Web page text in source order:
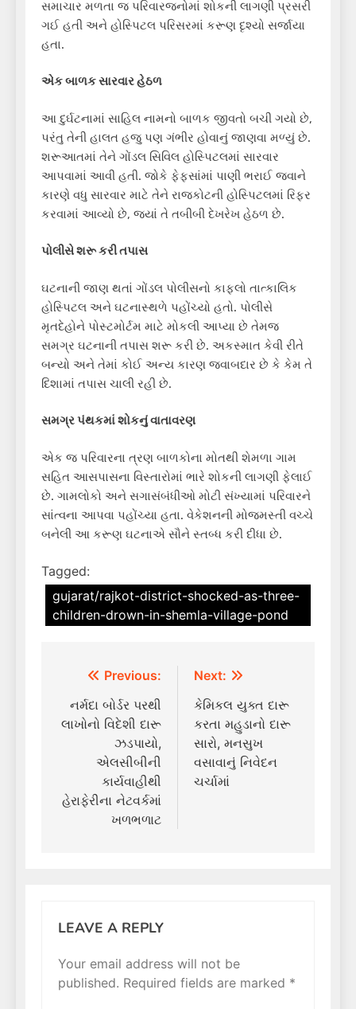
સમાચાર મળતા જ પરિવારજનોમાં શોકની લાગણી પ્રસરી
ગઈ હતી અને હોસ્પિટલ પરિસરમાં કરૂણ દૃશ્યો સર્જાયા
હતા.
એક બાળક સારવાર હેઠળ
આ દુર્ઘટનામાં સાહિલ નામનો બાળક જીવતો બચી ગયો છે,
પરંતુ તેની હાલત હજુ પણ ગંભીર હોવાનું જાણવા મળ્યું છે.
શરૂઆતમાં તેને ગોંડલ સિવિલ હોસ્પિટલમાં સારવાર
આપવામાં આવી હતી. જોકે ફેફસાંમાં પાણી ભરાઈ જવાને
કારણે વધુ સારવાર માટે તેને રાજકોટની હોસ્પિટલમાં રિફર
કરવામાં આવ્યો છે, જ્યાં તે તબીબી દેખરેખ હેઠળ છે.
પોલીસે શરૂ કરી તપાસ
ઘટનાની જાણ થતાં ગોંડલ પોલીસનો કાફલો તાત્કાલિક
હોસ્પિટલ અને ઘટનાસ્થળે પહોંચ્યો હતો. પોલીસે
મૃતદેહોને પોસ્ટમોર્ટમ માટે મોકલી આપ્યા છે તેમજ
સમગ્ર ઘટનાની તપાસ શરૂ કરી છે. અકસ્માત કેવી રીતે
બન્યો અને તેમાં કોઈ અન્ય કારણ જવાબદાર છે કે કેમ તે
દિશામાં તપાસ ચાલી રહી છે.
સમગ્ર પંથકમાં શોકનું વાતાવરણ
એક જ પરિવારના ત્રણ બાળકોના મોતથી શેમળા ગામ
સહિત આસપાસના વિસ્તારોમાં ભારે શોકની લાગણી ફેલાઈ
છે. ગામલોકો અને સગાસંબંધીઓ મોટી સંખ્યામાં પરિવારને
સાંત્વના આપવા પહોંચ્યા હતા. વેકેશનની મોજમસ્તી વચ્ચે
બનેલી આ કરૂણ ઘટનાએ સૌને સ્તબ્ધ કરી દીધા છે.
Tagged:
gujarat/rajkot-district-shocked-as-three-
children-drown-in-shemla-village-pond
Post
navigation
Previous:
નર્મદા બોર્ડર પરથી
લાખોનો વિદેશી દારૂ
ઝડપાયો,
એલસીબીની
કાર્યવાહીથી
હેરાફેરીના નેટવર્કમાં
ખળભળાટ
Next:
કેમિકલ યુક્ત દારૂ
કરતા મહુડાનો દારૂ
સારો, મનસુખ
વસાવાનું નિવેદન
ચર્ચામાં
LEAVE A REPLY
Your email address will not be
published. Required fields are marked *